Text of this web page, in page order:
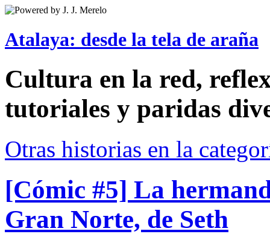
Atalaya: desde la tela de araña
Cultura en la red,
tutoriales y paridas
Otras historias en la
[Cómic #5] La
Gran Norte, de Seth